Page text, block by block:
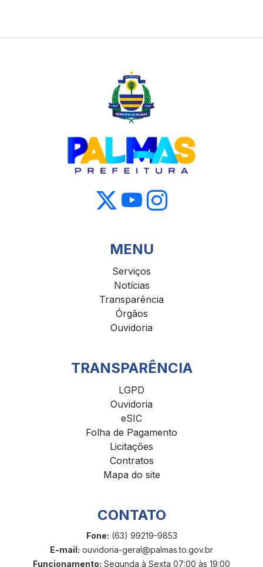
MENU
Serviços
Notícias
Transparência
Órgãos
Ouvidoria
TRANSPARÊNCIA
LGPD
Ouvidoria
eSIC
Folha de Pagamento
Licitações
Contratos
Mapa do site
CONTATO
Fone: (63) 99219-9853
E-mail: ouvidoria-geral@palmas.to.gov.br
Funcionamento: Segunda à Sexta 07:00 às 19:00